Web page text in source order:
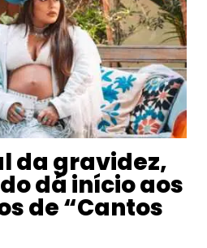
da gravidez,
dá início aos
de “Cantos